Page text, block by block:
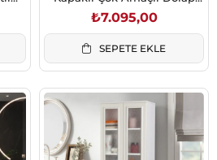
60x40x180 cm Beyaz
₺7.095,00
SEPETE EKLE